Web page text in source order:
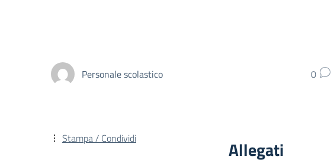
Personale scolastico 0
Allegati
Stampa / Condividi